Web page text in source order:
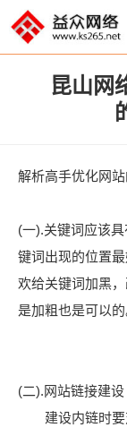
昆山网
解析高手优化网站
(一).关键词应该
键词出现的位置
欢给关键词加黑
是加粗也是可以的
(二).网站链接建设
建设内链时要